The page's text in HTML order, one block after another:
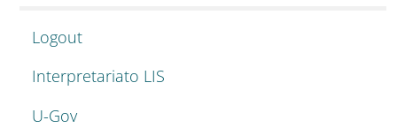
Logout
Interpretariato LIS
U-Gov